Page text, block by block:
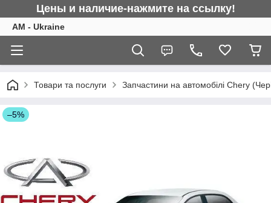
Цены и наличие-нажмите на ссылку!
AM - Ukraine
Товари та послуги Запчастини на автомобілі Chery
–5%